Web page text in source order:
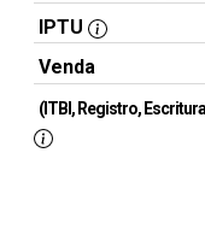
IPTU
Venda
(ITBI, Registro,